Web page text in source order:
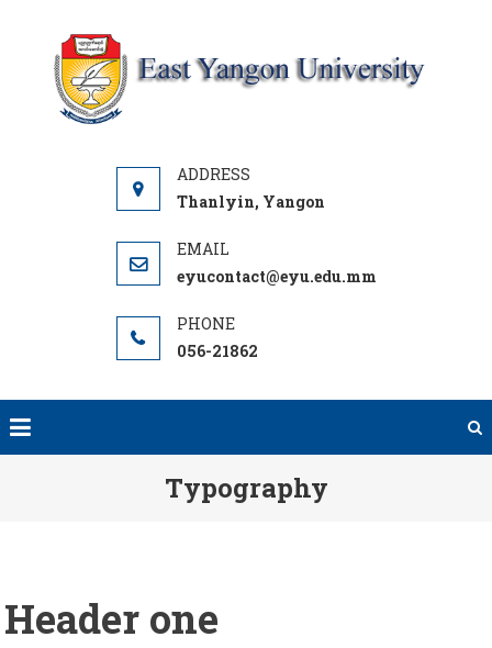
content
Thanlyin, Yangon
eyucontact@eyu.edu.mm
056-21862
Typography
Header one